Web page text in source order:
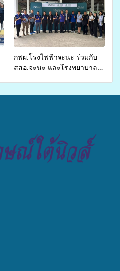
ส่งผู้ทุพพลภาพเพื่อเข้ารับ
บริการสาธารณสุข ลดความ
เหลื่อมล้ำ ยกระดับคุณภาพ
ชีวิตประชาชนอย่างยั่งยืน
กฟผ.โรงไฟฟ้าจะนะ ร่วมกับ
สสอ.จะนะ และโรงพยาบาล